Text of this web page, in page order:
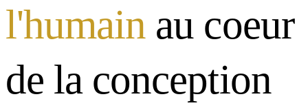
l'humain au coeur
de la conception